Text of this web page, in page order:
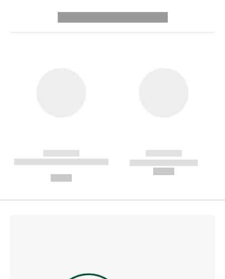
------------
----------- ----------- --------
------------
----------- -----------